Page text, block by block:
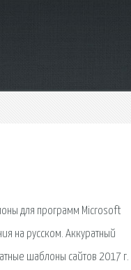
для программ Microsoft
на русском. Аккуратный
шаблоны сайтов 2017 г.